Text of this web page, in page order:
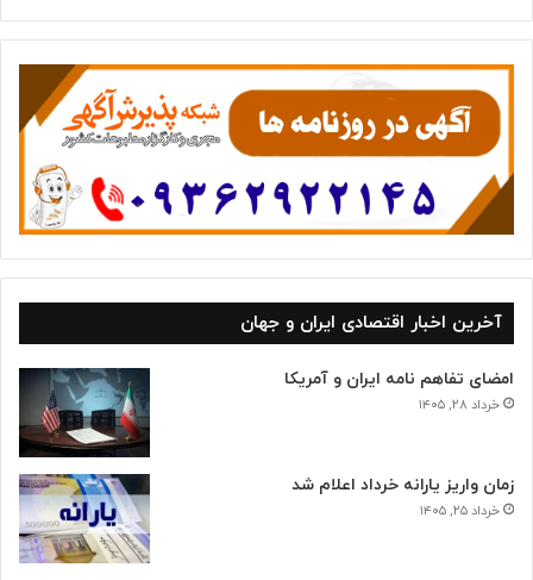
ت
ه
آخرین اخبار اقتصادی ایران و جهان
امضای تفاهم نامه ایران و آمریکا
خرداد ۲۸, ۱۴۰۵
زمان واریز یارانه خرداد اعلام شد
خرداد ۲۵, ۱۴۰۵